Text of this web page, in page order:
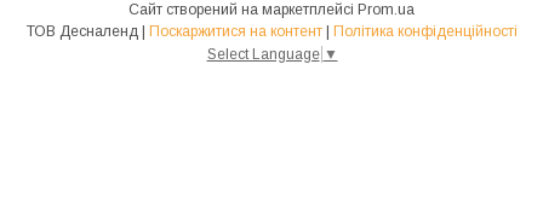
Сайт створений на маркетплейсі Prom.ua
Поскаржитися на контент
Політика конфіденційності
Select Language ▼